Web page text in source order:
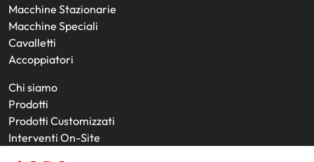
Macchine Stazionarie
Macchine Speciali
Cavalletti
Accoppiatori
Chi siamo
Prodotti
Prodotti Customizzati
Interventi On-Site